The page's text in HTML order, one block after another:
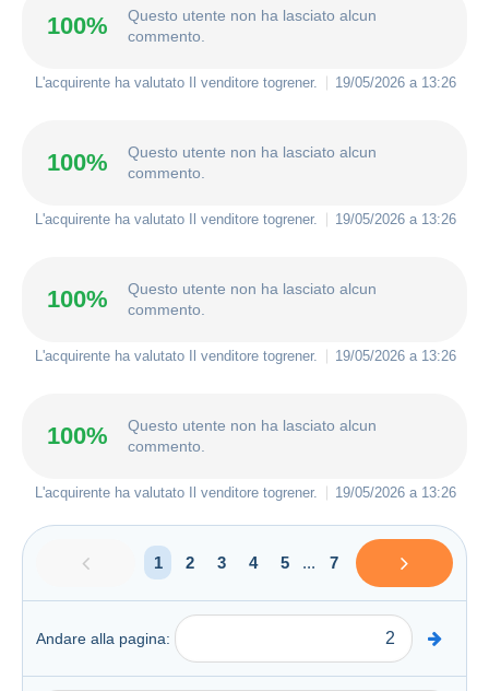
100%
Questo utente non ha lasciato alcun
commento.
L'acquirente ha valutato Il venditore togrener. 19/05/2026 a 13:26
100%
Questo utente non ha lasciato alcun
commento.
L'acquirente ha valutato Il venditore togrener. 19/05/2026 a 13:26
100%
Questo utente non ha lasciato alcun
commento.
L'acquirente ha valutato Il venditore togrener. 19/05/2026 a 13:26
100%
Questo utente non ha lasciato alcun
commento.
L'acquirente ha valutato Il venditore togrener. 19/05/2026 a 13:26
1 2 3 4 5 ... 7
Andare alla pagina: